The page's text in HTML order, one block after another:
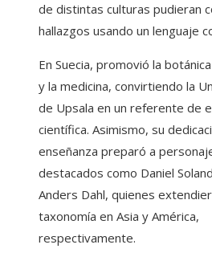
de distintas culturas pudieran
hallazgos usando un lenguaje
En Suecia, promovió la
y la medicina, convirtiendo la
de Upsala en un referente de
científica. Asimismo, su
enseñanza preparó a
destacados como Daniel
Anders Dahl, quienes
taxonomía en Asia y América,
respectivamente.